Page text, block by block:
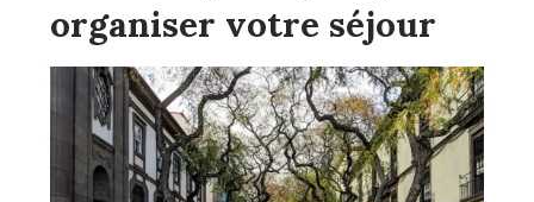
organiser votre séjour